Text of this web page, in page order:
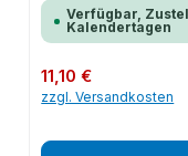
Verfügbar,
Kalendertagen
Regulärer Preis:
11,10 €
zzgl. Versandkosten